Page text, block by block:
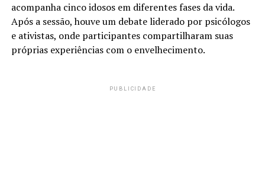
acompanha cinco idosos em diferentes fases da vida.
Após a sessão, houve um debate liderado por psicólogos
e ativistas, onde participantes compartilharam suas
próprias experiências com o envelhecimento.
PUBLICIDADE